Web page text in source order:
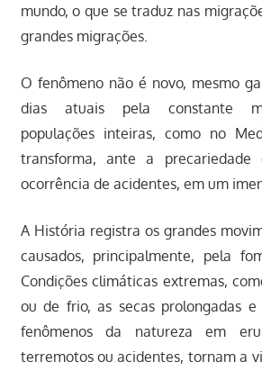
mundo, o que se traduz nas
grandes migrações.
O fenômeno não é novo, mesmo
dias atuais pela constante
populações inteiras, como no
transforma, ante a
ocorrência de acidentes, em um
A História registra os grandes
causados, principalmente, pela
Condições climáticas extremas,
ou de frio, as secas prolongadas e
fenômenos da natureza em
terremotos ou acidentes, tornam a